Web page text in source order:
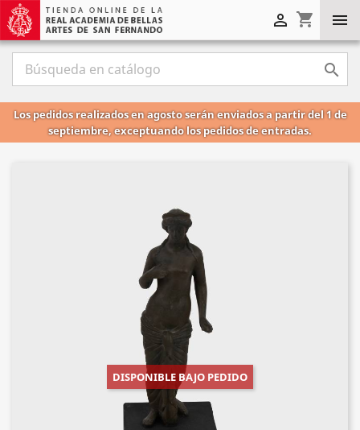

shopping_cart


Los pedidos realizados en agosto serán enviados a partir del 1 de
septiembre, exceptuando los pedidos de entradas.
DISPONIBLE BAJO PEDIDO